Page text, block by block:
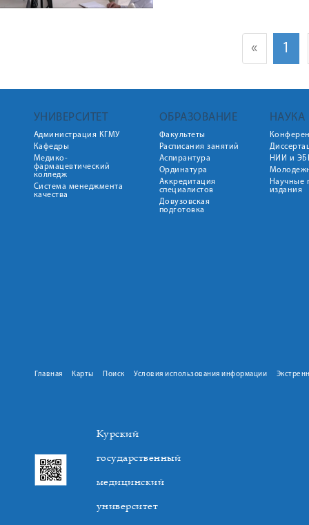
« 1
УНИВЕРСИТЕТ
Администрация КГМУ
Кафедры
Медико-
фармацевтический
колледж
Система менеджмента
качества
ОБРАЗОВАНИЕ
Факультеты
Расписания занятий
Аспирантура
Ординатура
Аккредитация
специалистов
Довузовская
подготовка
НАУКА
НИИ и
Научные
издания
Главная Карты Поиск Условия использования информации
Курский
государственный
медицинский
университет